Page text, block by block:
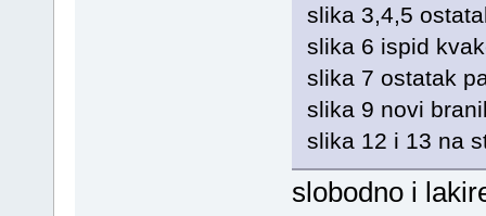
slika 3,4,5
slika 6 ispid
slika 7 ostatak
slika 9 novi
slika 12 i 13 na
slobodno i